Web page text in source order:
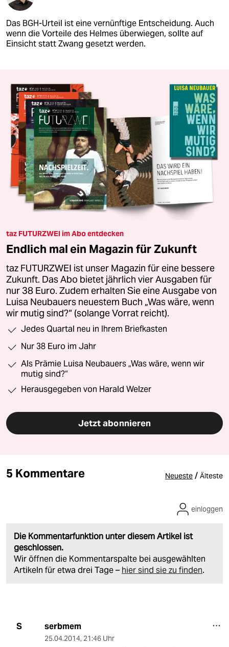
Das BGH-Urteil ist eine vernünftige Entscheidung. Auch
wenn die Vorteile des Helmes überwiegen, sollte auf
Einsicht statt Zwang gesetzt werden.
taz FUTURZWEI im Abo entdecken
Endlich mal ein Magazin für Zukunft
taz FUTURZWEI ist unser Magazin für eine bessere
Zukunft. Das Abo bietet jährlich vier Ausgaben für
nur 38 Euro. Zudem erhalten Sie eine Ausgabe von
Luisa Neubauers neuestem Buch „Was wäre, wenn
wir mutig sind?“ (solange Vorrat reicht).
Jedes Quartal neu in Ihrem Briefkasten
Nur 38 Euro im Jahr
Als Prämie Luisa Neubauers „Was wäre, wenn wir
mutig sind?“
Herausgegeben von Harald Welzer
Jetzt abonnieren
5 Kommentare Neueste / Älteste
Die Kommentarfunktion unter diesem Artikel ist
geschlossen.
Wir öffnen die Kommentarspalte bei ausgewählten
Artikeln für etwa drei Tage – hier sind sie zu finden.
einloggen
S serbmem
25.04.2014, 21:46 Uhr